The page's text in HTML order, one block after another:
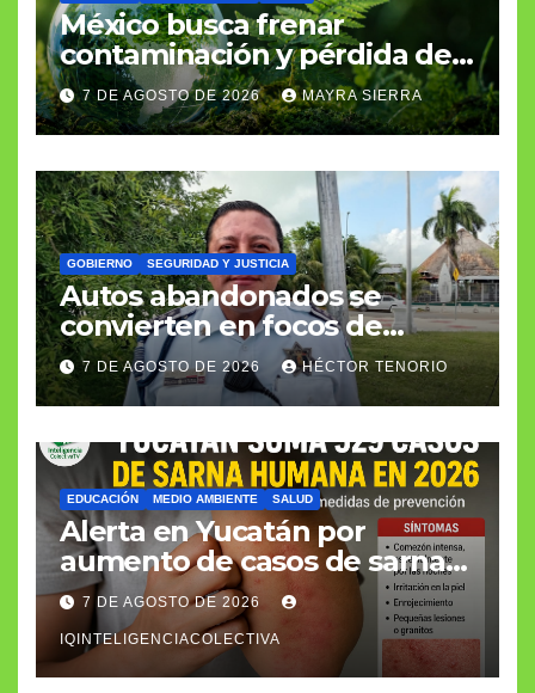
México busca frenar
contaminación y pérdida de
biodiversidad
7 DE AGOSTO DE 2026 MAYRA SIERRA
GOBIERNO SEGURIDAD Y JUSTICIA
Autos abandonados se
convierten en focos de
infección e inseguridad
7 DE AGOSTO DE 2026 HÉCTOR TENORIO
EDUCACIÓN MEDIO AMBIENTE SALUD
Alerta en Yucatán por
aumento de casos de sarna
humana
7 DE AGOSTO DE 2026
IQINTELIGENCIACOLECTIVA